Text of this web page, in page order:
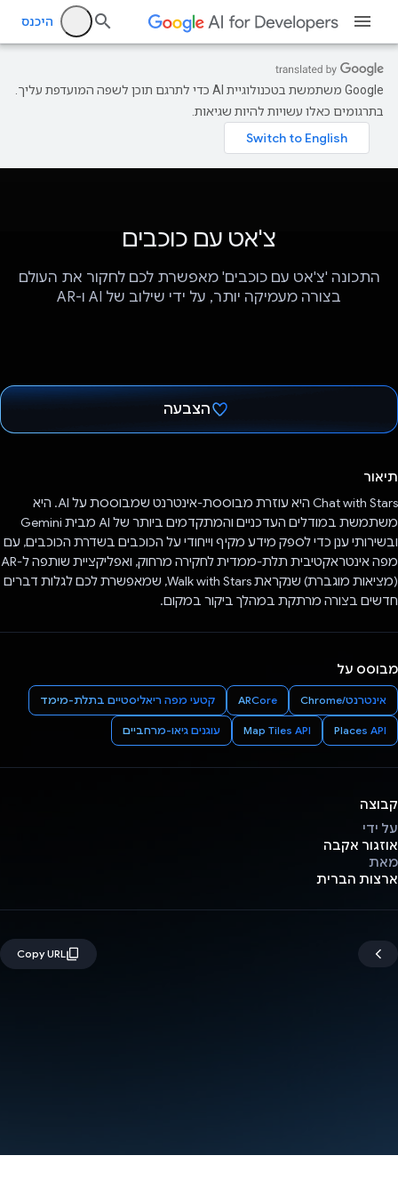
היכנס
‫Google משתמשת בטכנולוגיית AI כדי לתרגם תוכן לשפה המועדפת עליך.
בתרגומים כאלו עשויות להיות שגיאות.
צ'אט עם כוכבים
התכונה 'צ'אט עם כוכבים' מאפשרת לכם לחקור את העולם
בצורה מעמיקה יותר, על ידי שילוב של AI ו-AR
הצבעה
תיאור
Chat with Stars היא עוזרת מבוססת-אינטרנט שמבוססת על AI. היא
משתמשת במודלים העדכניים והמתקדמים ביותר של AI מבית Gemini
ובשירותי ענן כדי לספק מידע מקיף וייחודי על הכוכבים בשדרת הכוכבים, עם
מפה אינטראקטיבית תלת-ממדית לחקירה מרחוק, ואפליקציית שותפה ל-AR
(מציאות מוגברת) שנקראת Walk with Stars, שמאפשרת לכם לגלות דברים
חדשים בצורה מרתקת במהלך ביקור במקום.
מבוסס על
אינטרנט/Chrome ARCore קטעי מפה ריאליסטיים בתלת-מימד
Places API
Map Tiles API עוגנים גיאו-מרחביים
קבוצה
על ידי
אוזגור אקבה
מאת
ארצות הברית